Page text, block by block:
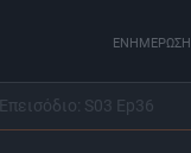
ΕΝΗΜΕΡΩΣΗ
Επεισόδιο: S03 Ep36